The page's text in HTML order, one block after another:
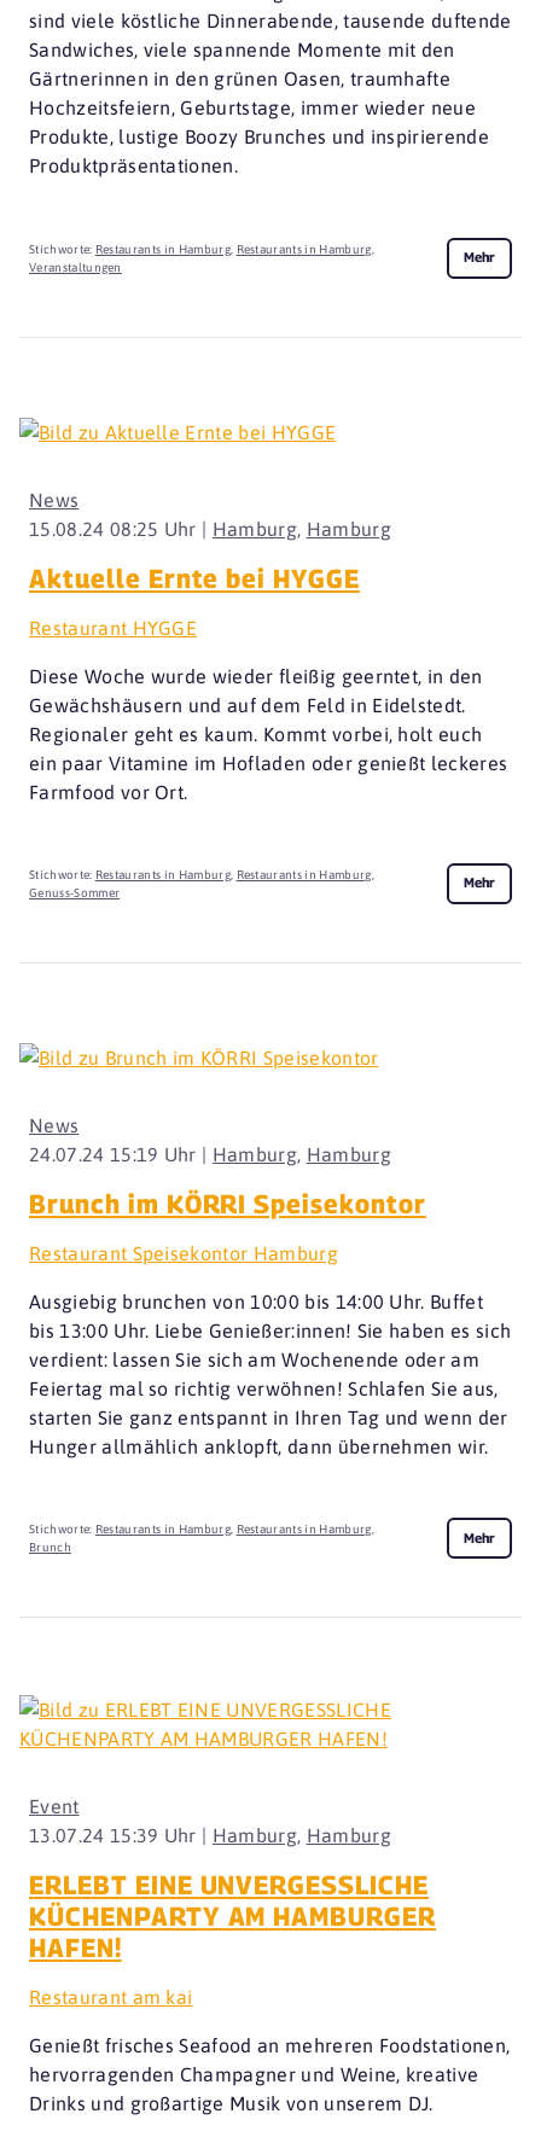
sind viele köstliche Dinnerabende, tausende duftende
Sandwiches, viele spannende Momente mit den
Gärtnerinnen in den grünen Oasen, traumhafte
Hochzeitsfeiern, Geburtstage, immer wieder neue
Produkte, lustige Boozy Brunches und inspirierende
Produktpräsentationen.
Stichworte: Restaurants in Hamburg, Restaurants in Hamburg
Veranstaltungen
Mehr
15.08.24 08:25 Uhr | Hamburg, Hamburg
News
Aktuelle Ernte bei HYGGE
Restaurant HYGGE
Diese Woche wurde wieder fleißig geerntet, in den
Gewächshäusern und auf dem Feld in Eidelstedt.
Regionaler geht es kaum. Kommt vorbei, holt euch
ein paar Vitamine im Hofladen oder genießt leckeres
Farmfood vor Ort.
Stichworte: Restaurants in Hamburg, Restaurants in Hamburg,
Genuss-Sommer
Mehr
24.07.24 15:19 Uhr | Hamburg, Hamburg
News
Brunch im KÖRRI Speisekontor
Restaurant Speisekontor Hamburg
Ausgiebig brunchen von 10:00 bis 14:00 Uhr. Buffet
bis 13:00 Uhr. Liebe Genießer:innen! Sie haben es sich
verdient: lassen Sie sich am Wochenende oder am
Feiertag mal so richtig verwöhnen! Schlafen Sie aus,
starten Sie ganz entspannt in Ihren Tag und wenn der
Hunger allmählich anklopft, dann übernehmen wir.
Stichworte: Restaurants in Hamburg, Restaurants in Hamburg,
Brunch
Mehr
13.07.24 15:39 Uhr | Hamburg, Hamburg
Event
ERLEBT EINE UNVERGESSLICHE
KÜCHENPARTY AM HAMBURGER
HAFEN!
Restaurant am kai
Genießt frisches Seafood an mehreren Foodstationen,
hervorragenden Champagner und Weine, kreative
Drinks und großartige Musik von unserem DJ.